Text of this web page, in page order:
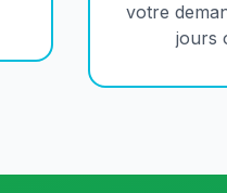
votre
jours